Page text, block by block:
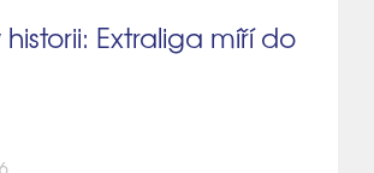
Extraliga míří do